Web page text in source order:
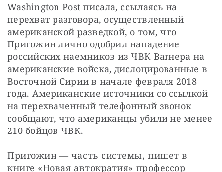
Washington Post писала, ссылаясь на
перехват разговора, осуществленный
американской разведкой, о том, что
Пригожин лично одобрил нападение
российских наемников из ЧВК Вагнера на
американские войска, дислоцированные в
Восточной Сирии в начале февраля 2018
года. Американские источники со ссылкой
на перехваченный телефонный звонок
сообщают, что американцы убили не менее
210 бойцов ЧВК.
Пригожин — часть системы, пишет в
книге «Новая автократия» профессор